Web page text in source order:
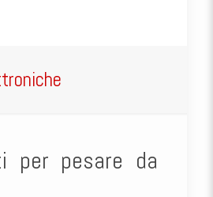
per pesare da